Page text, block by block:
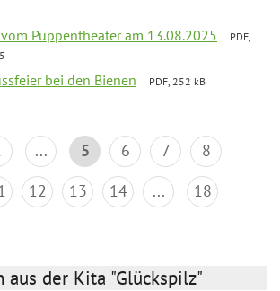
Puppentheater am 13.08.2025
PDF,
bei den Bienen
PDF, 252 kB
... 5 6 7
8
12 13 14 ... 18
aus der Kita "Glückspilz"